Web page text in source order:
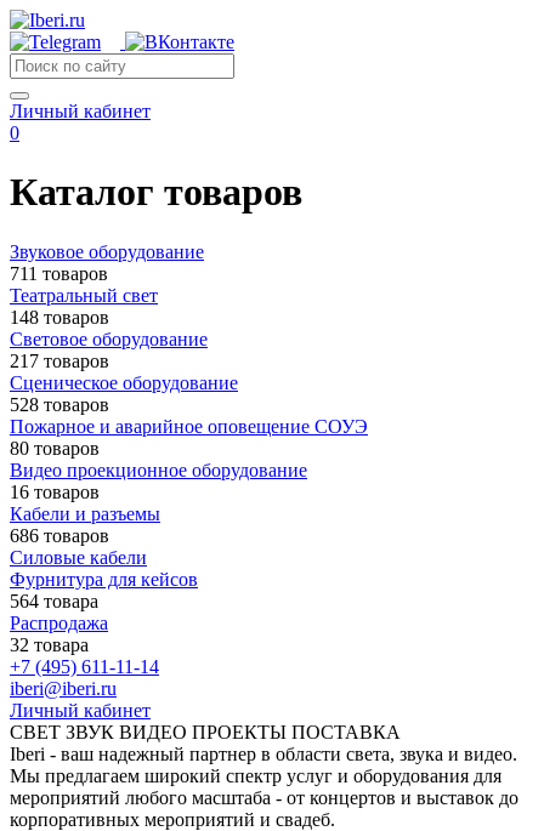
Личный кабинет
0
Каталог товаров
Звуковое оборудование
711 товаров
Театральный свет
148 товаров
Световое оборудование
217 товаров
Сценическое оборудование
528 товаров
Пожарное и аварийное оповещение СОУЭ
80 товаров
Видео проекционное оборудование
16 товаров
Кабели и разъемы
686 товаров
Силовые кабели
Фурнитура для кейсов
564 товара
Распродажа
32 товара
+7 (495) 611-11-14
iberi@iberi.ru
Личный кабинет
СВЕТ ЗВУК ВИДЕО ПРОЕКТЫ ПОСТАВКА
Iberi - ваш надежный партнер в области света, звука и видео.
Мы предлагаем широкий спектр услуг и оборудования для
мероприятий любого масштаба - от концертов и выставок до
корпоративных мероприятий и свадеб.